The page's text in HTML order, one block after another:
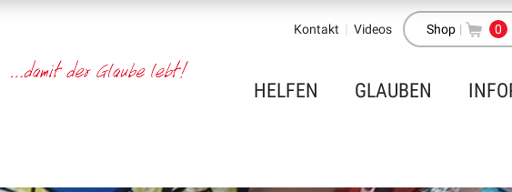
Kontakt Videos Shop | 0
HELFEN GLAUBEN